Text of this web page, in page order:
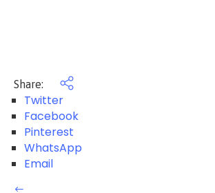
Share:
Twitter
Facebook
Pinterest
WhatsApp
Email